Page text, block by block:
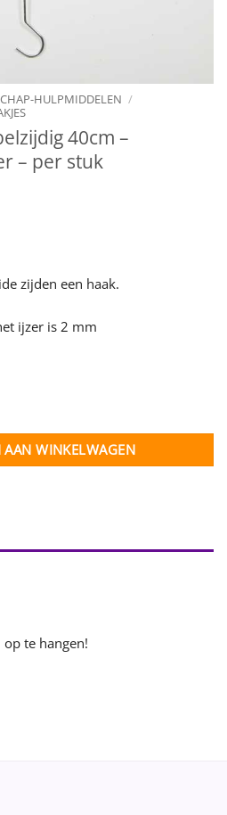
HULPMIDDELEN /
40cm –
– per stuk
zijden een haak.
ijzer is 2 mm
AAN WINKELWAGEN
te hangen!